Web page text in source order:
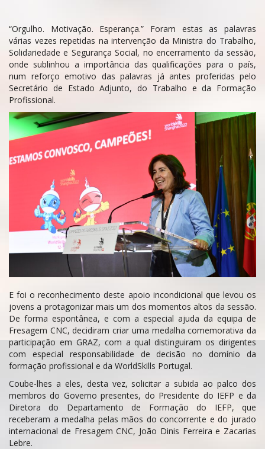
“Orgulho. Motivação. Esperança.” Foram estas as palavras
várias vezes repetidas na intervenção da Ministra do Trabalho,
Solidariedade e Segurança Social, no encerramento da sessão,
onde sublinhou a importância das qualificações para o país,
num reforço emotivo das palavras já antes proferidas pelo
Secretário de Estado Adjunto, do Trabalho e da Formação
Profissional.
E foi o reconhecimento deste apoio incondicional que levou os
jovens a protagonizar mais um dos momentos altos da sessão.
De forma espontânea, e com a especial ajuda da equipa de
Fresagem CNC, decidiram criar uma medalha comemorativa da
participação em GRAZ, com a qual distinguiram os dirigentes
com especial responsabilidade de decisão no domínio da
formação profissional e da WorldSkills Portugal.
Coube-lhes a eles, desta vez, solicitar a subida ao palco dos
membros do Governo presentes, do Presidente do IEFP e da
Diretora do Departamento de Formação do IEFP, que
receberam a medalha pelas mãos do concorrente e do jurado
internacional de Fresagem CNC, João Dinis Ferreira e Zacarias
Lebre.